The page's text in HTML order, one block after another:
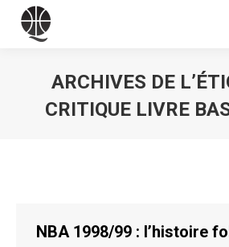
ARCHIVES DE
CRITIQUE LIVRE
NBA 1998/99 : l’histoire